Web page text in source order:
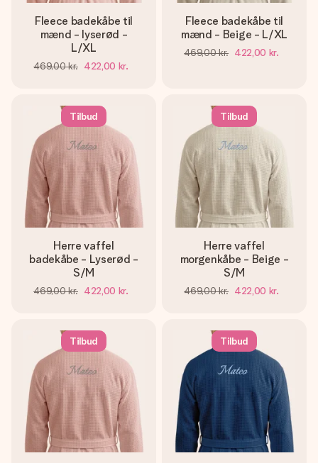
Fleece badekåbe til
mænd - lyserød -
L/XL
469,00 kr. 422,00 kr.
Fleece badekåbe til
mænd - Beige - L/XL
469,00 kr. 422,00 kr.
Tilbud
Herre vaffel
badekåbe - Lyserød -
S/M
469,00 kr. 422,00 kr.
Tilbud
Herre vaffel
morgenkåbe - Beige -
S/M
469,00 kr. 422,00 kr.
Tilbud Tilbud